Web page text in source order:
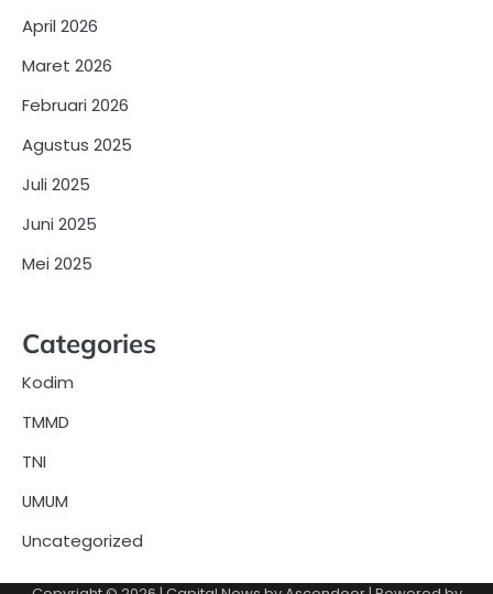
April 2026
Maret 2026
Februari 2026
Agustus 2025
Juli 2025
Juni 2025
Mei 2025
Categories
Kodim
TMMD
TNI
UMUM
Uncategorized